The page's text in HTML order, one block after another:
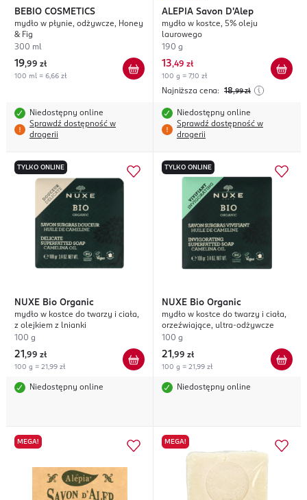
BEBIO COSMETICS
mydło w płynie, odżywcze, Honey
& Fig
300 ml
19,99 zł
100 ml = 6,66 zł
Niedostępny online
Sprawdź dostępność w
drogerii
ALEPIA Savon D'Alep
mydło w kostce, 5% oleju
laurowego
190 g
13,49 zł
100 g = 7,10 zł
Najniższa cena: 18,99 zł
Niedostępny online
Sprawdź dostępność w
drogerii
TYLKO ONLINE
NUXE Bio Organic
mydło w kostce do twarzy i ciała,
z olejkiem z lnianki
100 g
21 ,99 zł
100 g = 21,99 zł
Niedostępny online
TYLKO ONLINE
NUXE Bio Organic
mydło w kostce do twarzy i ciała,
orzeźwiające, ultra-odżywcze
100 g
21 ,99 zł
100 g = 21,99 zł
Niedostępny online
MEGA! MEGA!